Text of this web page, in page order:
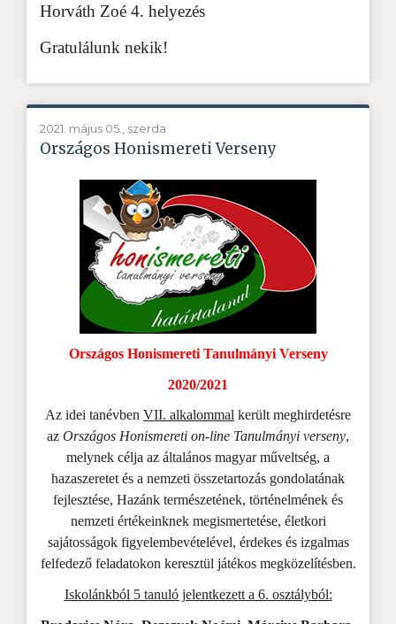
Horváth Zoé 4. helyezés
Gratulálunk nekik!
2021. május 05., szerda
Országos Honismereti Verseny
Országos Honismereti Tanulmányi Verseny
2020/2021
Az idei tanévben VII. alkalommal került meghirdetésre
az Országos Honismereti on-line Tanulmányi verseny,
melynek célja az általános magyar műveltség, a
hazaszeretet és a nemzeti összetartozás gondolatának
fejlesztése, Hazánk természetének, történelmének és
nemzeti értékeinknek megismertetése, életkori
sajátosságok figyelembevételével, érdekes és izgalmas
felfedező feladatokon keresztül játékos megközelítésben.
Iskolánkból 5 tanuló jelentkezett a 6. osztályból: